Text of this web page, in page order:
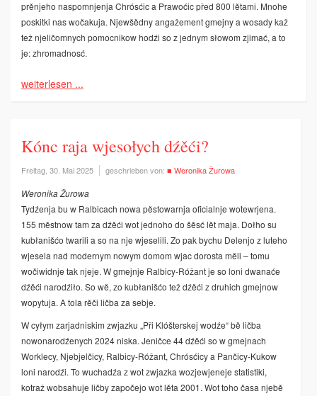
prěnjeho naspomnjenja Chrósćic a Prawoćic před 800 lětami. Mnohe
poskitki nas wočakuja. Njewšědny angažement gmejny a wosady kaž
tež njeličomnych pomocnikow hodźi so z jednym słowom zjimać, a to
je: zhromadnosć.
weiterlesen ...
Kónc raja wjesołych dźěći?
Freitag, 30. Mai 2025 geschrieben von: ■ Weronika Žurowa
Weronika Žurowa
Tydźenja bu w Ralbicach nowa pěstowarnja oficialnje wotewrjena.
155 městnow tam za dźěći wot jednoho do šěsć lět maja. Dołho su
kubłanišćo twarili a so na nje wjeselili. Zo pak bychu Delenjo z luteho
wjesela nad modernym nowym domom wjac dorosta měli – tomu
wočiwidnje tak njeje. W gmejnje Ralbicy-Róžant je so loni dwanaće
dźěći narodźiło. So wě, zo kubłanišćo tež dźěći z druhich gmejnow
wopytuja. A tola rěči ličba za sebje.
W cyłym zarjadniskim zwjazku „Při Klóšterskej wodźe“ bě ličba
nowonarodźenych 2024 niska. Jeničce 44 dźěći so w gmejnach
Worklecy, Njebjelčicy, Ralbicy-Róžant, Chrósćicy a Pančicy-Kukow
loni narodźi. To wuchadźa z wot zwjazka ­wozjewjeneje statistiki,
kotraž wobsahuje ličby započejo wot lěta 2001. Wot toho časa njebě